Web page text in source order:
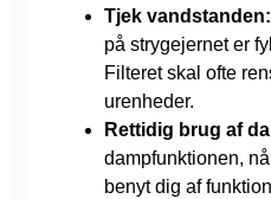
Tjek vandstanden:
på strygejernet er
Filteret skal ofte
urenheder.
Rettidig brug af
dampfunktionen,
benyt dig af